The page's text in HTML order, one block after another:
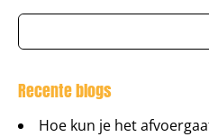
Recente blogs
Hoe kun je het afvoergaatje